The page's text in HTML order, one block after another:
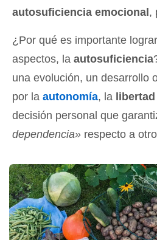
autosuficiencia emocional ,
¿Por qué es importante
aspectos, la autosuficiencia
una evolución, un desarrollo
por la autonomía, la libertad
decisión personal que
dependencia» respecto a